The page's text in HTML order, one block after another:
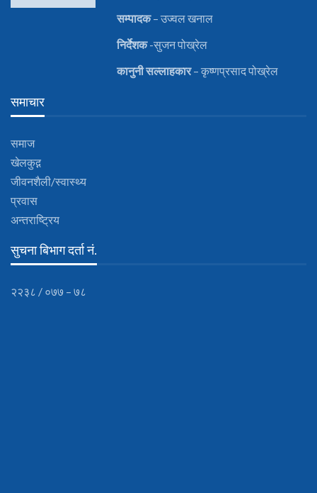
सम्पादक– उज्वल खनाल
निर्देशक-सुजन पोख्रेल
कानुनीसल्लाहकार– कृष्णप्रसाद पोख्रेल
समाचार
समाज
खेलकुद़़
जीवनशैली/स्वास्थ्य
प्रवास
अन्तराष्ट्रिय
सुचना बिभाग दर्ता नं.
२२३८ / ०७७ – ७८